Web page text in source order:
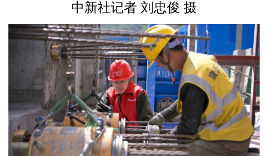
中新社记者 刘忠俊 摄